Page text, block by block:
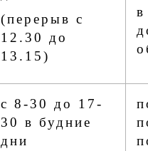
(перерыв с
12.30 до
13.15)
в
с 8-30 до 17-
30 в будние
дни